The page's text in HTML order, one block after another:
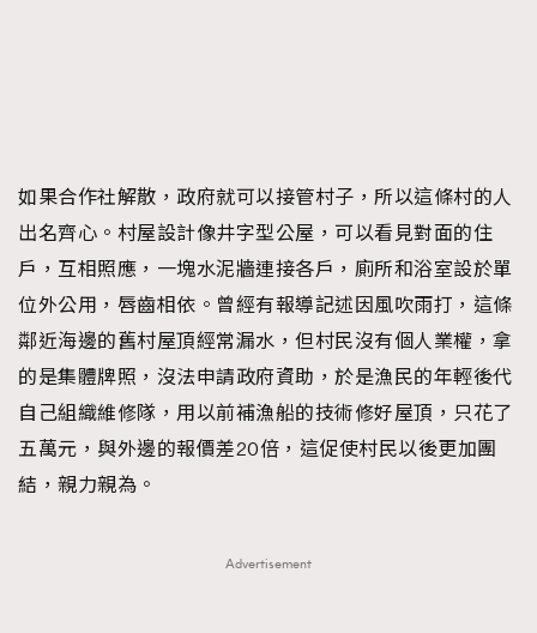
如果合作社解散，政府就可以接管村子，所以這條村的人
出名齊心。村屋設計像井字型公屋，可以看見對面的住
戶，互相照應，一塊水泥牆連接各戶，廁所和浴室設於單
位外公用，唇齒相依。曾經有報導記述因風吹雨打，這條
鄰近海邊的舊村屋頂經常漏水，但村民沒有個人業權，拿
的是集體牌照，沒法申請政府資助，於是漁民的年輕後代
自己組織維修隊，用以前補漁船的技術修好屋頂，只花了
五萬元，與外邊的報價差20倍，這促使村民以後更加團
結，親力親為。
Advertisement